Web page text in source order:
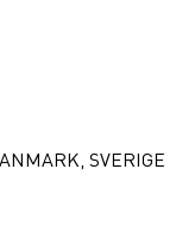
SVERIGE